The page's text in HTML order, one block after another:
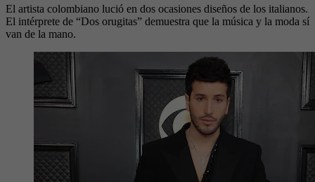
El artista colombiano lució en dos ocasiones diseños de los italianos.
El intérprete de “Dos orugitas” demuestra que la música y la moda sí
van de la mano.